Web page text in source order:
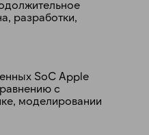
разработки,
SoC Apple
с
моделировании